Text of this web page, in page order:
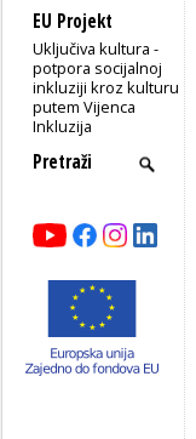
EU Projekt
Uključiva kultura -
potpora socijalnoj
inkluziji kroz kulturu
putem Vijenca
Inkluzija